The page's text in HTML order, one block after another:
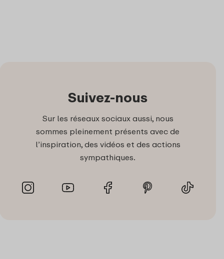
Suivez-nous
Sur les réseaux sociaux aussi, nous
sommes pleinement présents avec de
l’inspiration, des vidéos et des actions
sympathiques.